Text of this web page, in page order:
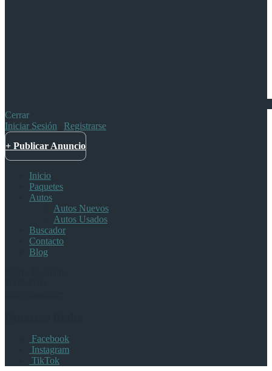
Cerrar
Iniciar Sesión
Registrarse
+ Publicar Anuncio
Inicio
Paquetes
Autos
Autos Nuevos
Autos Usados
Buscador
Contacto
Blog
Facebook
Instagram
TikTok